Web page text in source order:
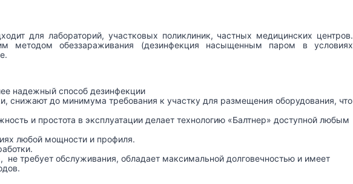
для лабораторий, участковых поликлиник, частных медицинских центров.
методом обеззараживания (дезинфекция насыщенным паром в условиях
надежный способ дезинфекции
снижают до минимума требования к участку для размещения оборудования, что
и простота в эксплуатации делает технологию «Балтнер» доступной любым
любой мощности и профиля.
требует обслуживания, обладает максимальной долговечностью и имеет